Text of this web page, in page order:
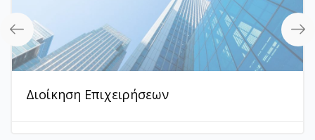
Διοίκηση Επιχειρήσεων